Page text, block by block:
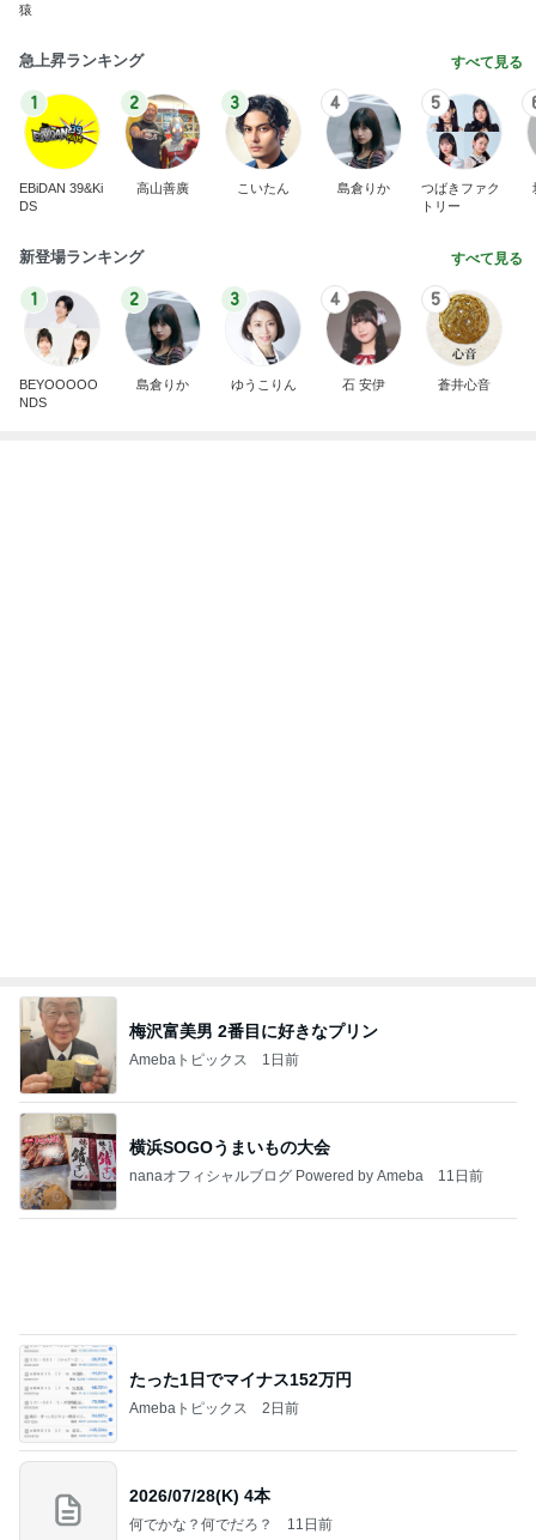
猿
急上昇ランキング すべて見る
1
EBiDAN 39&Ki
DS
2
高山善廣
3
こいたん
4
島倉りか
5
つばきファク
トリー
新登場ランキング すべて見る
1
BEYOOOOO
NDS
2
島倉りか
3
ゆうこりん
4
石 安伊
5
蒼井心音
梅沢富美男 2番目に好きなプリン
Amebaトピックス 1日前
横浜SOGOうまいもの大会
nanaオフィシャルブログ Powered by Ameba 11日前
たった1日でマイナス152万円
Amebaトピックス 2日前
2026/07/28(K) 4本
何でかな？何でだろ？ 11日前